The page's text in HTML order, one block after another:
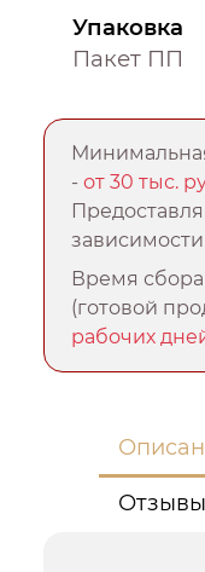
Упаковка
Пакет ПП
-от 30 тыс.
Время сбора
(готовой
рабочих
Отзывы